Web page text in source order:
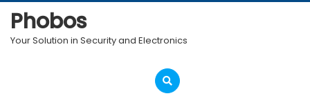
Skip
content
Phobos
Your Solution in Security and Electronics
Open
Menu